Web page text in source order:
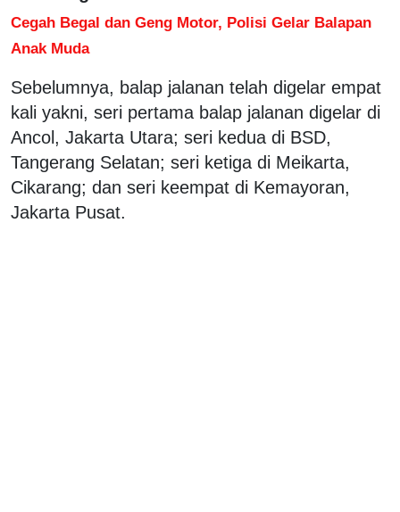
Cegah Begal dan Geng Motor, Polisi Gelar Balapan
Anak Muda
Sebelumnya, balap jalanan telah digelar empat
kali yakni, seri pertama balap jalanan digelar di
Ancol, Jakarta Utara; seri kedua di BSD,
Tangerang Selatan; seri ketiga di Meikarta,
Cikarang; dan seri keempat di Kemayoran,
Jakarta Pusat.